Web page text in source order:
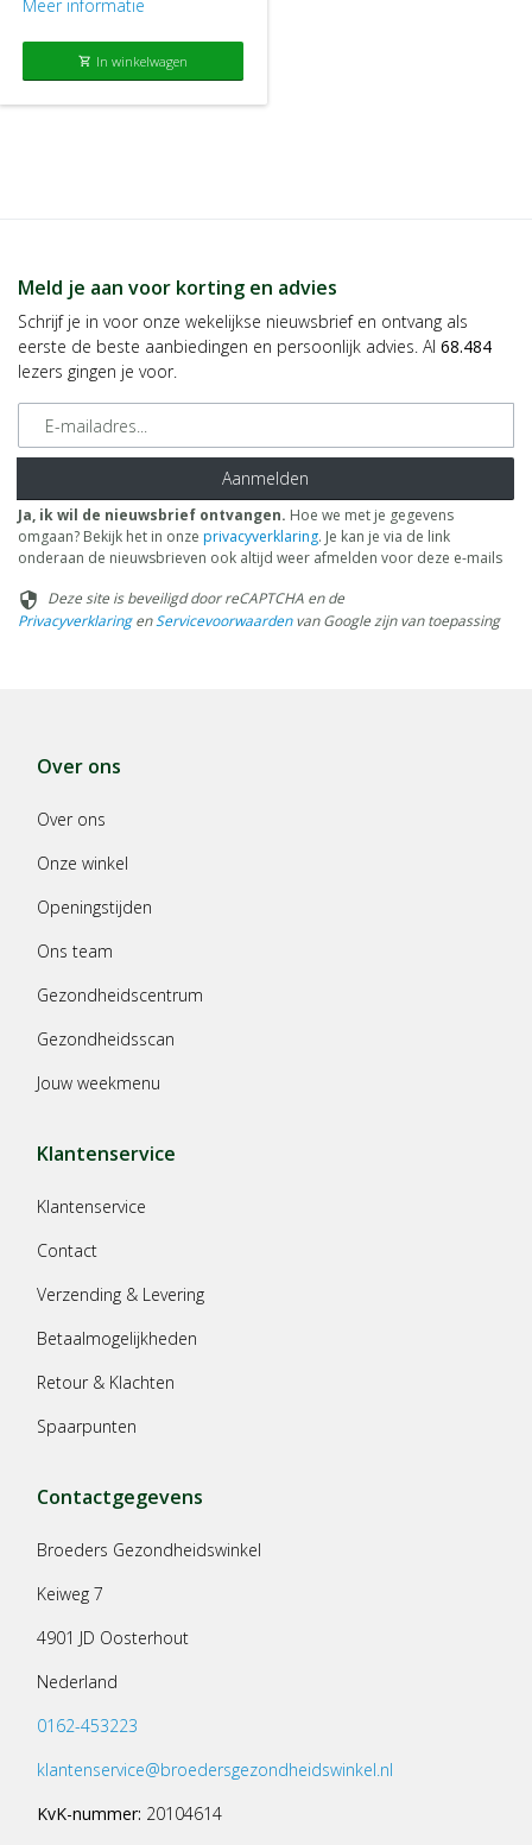
Meer informatie
shopping_cart In winkelwagen
Meld je aan voor korting en advies
Schrijf je in voor onze wekelijkse nieuwsbrief en ontvang als
eerste de beste aanbiedingen en persoonlijk advies. Al 68.484
lezers gingen je voor.
E-mailadres
Aanmelden
Ja, ik wil de nieuwsbrief ontvangen. Hoe we met je gegevens
omgaan? Bekijk het in onze privacyverklaring. Je kan je via de link
onderaan de nieuwsbrieven ook altijd weer afmelden voor deze e-mails
security Deze site is beveiligd door reCAPTCHA en de
PrivacyverklaringenServicevoorwaardenvan Google zijn van toepassing
Over ons
Over ons
Onze winkel
Openingstijden
Ons team
Gezondheidscentrum
Gezondheidsscan
Jouw weekmenu
Klantenservice
Klantenservice
Contact
Verzending & Levering
Betaalmogelijkheden
Retour & Klachten
Spaarpunten
Contactgegevens
Broeders Gezondheidswinkel
Keiweg 7
4901 JD Oosterhout
Nederland
0162-453223
klantenservice@broedersgezondheidswinkel.nl
KvK-nummer: 20104614